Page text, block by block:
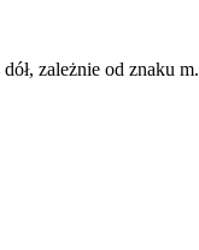
zależnie od znaku m.